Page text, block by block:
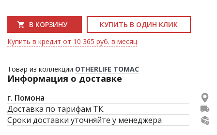
В КОРЗИНУ
КУПИТЬ В ОДИН КЛИК
Купить в кредит от 10 365 руб. в месяц
Товар из коллекции OTHERLIFE ТОМАС
Информация о доставке
г. Помона
Доставка по тарифам ТК.
Сроки доставки уточняйте у менеджера